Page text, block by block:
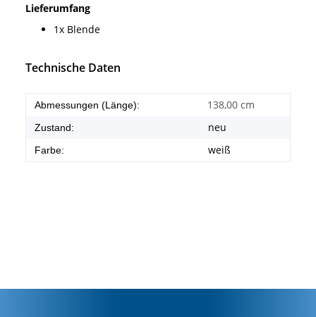
Lieferumfang
1x Blende
Technische Daten
Abmessungen (Länge): 138,00 cm
Zustand: neu
Farbe: weiß